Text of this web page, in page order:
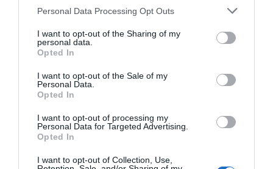
Please note that this website/app uses one or more Google
not limited to your visit or usage behaviour. You may click to
grant or deny consent to Google and its third-party tags to
use your data for below specified purposes in below Google
consent section.
Personal Data Processing Opt Outs
I want to opt-out of the Sharing of my
personal data.
Opted In
I want to opt-out of the Sale of my
Personal Data.
Opted In
I want to opt-out of processing my
Personal Data for Targeted Advertising.
Opted In
I want to opt-out of Collection, Use,
ΡΑΦΗΝΑ ΣΤΟ «ΤΕΛΕΥΤΑΙΟ ΜΠΑΡΚΟ» ΤΟΥ
Απαράδεκτη εμπειρία στη Ραφήνα. Φωτογραφίες από την
ΦΕΣΤΙΒΑΛ ΑΝΔΡΟΥ: Ένα